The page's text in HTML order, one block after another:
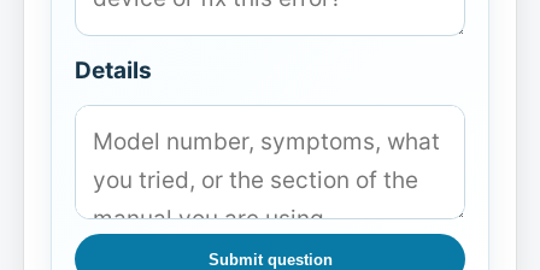
Details
Submit question